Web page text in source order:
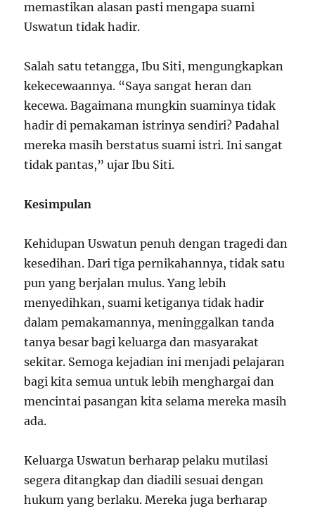
memastikan alasan pasti mengapa suami
Uswatun tidak hadir.
Salah satu tetangga, Ibu Siti, mengungkapkan
kekecewaannya. “Saya sangat heran dan
kecewa. Bagaimana mungkin suaminya tidak
hadir di pemakaman istrinya sendiri? Padahal
mereka masih berstatus suami istri. Ini sangat
tidak pantas,” ujar Ibu Siti.
Kesimpulan
Kehidupan Uswatun penuh dengan tragedi dan
kesedihan. Dari tiga pernikahannya, tidak satu
pun yang berjalan mulus. Yang lebih
menyedihkan, suami ketiganya tidak hadir
dalam pemakamannya, meninggalkan tanda
tanya besar bagi keluarga dan masyarakat
sekitar. Semoga kejadian ini menjadi pelajaran
bagi kita semua untuk lebih menghargai dan
mencintai pasangan kita selama mereka masih
ada.
Keluarga Uswatun berharap pelaku mutilasi
segera ditangkap dan diadili sesuai dengan
hukum yang berlaku. Mereka juga berharap